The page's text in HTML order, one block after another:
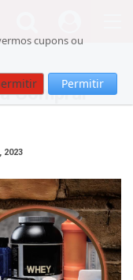
cupons ou
Permitir
Comprar
2023